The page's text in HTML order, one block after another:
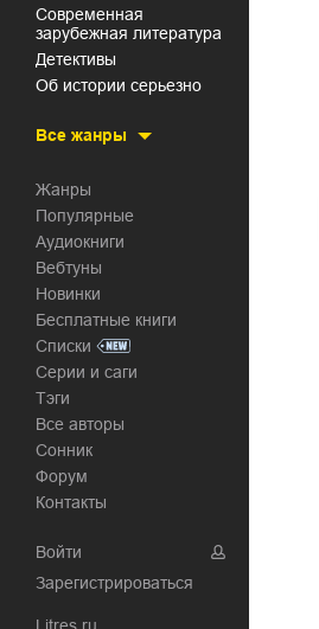
современная
зарубежная литература
детективы
об истории серьезно
Все жанры
Жанры
Популярные
Аудиокниги
Вебтуны
Новинки
Бесплатные книги
Списки
Серии и саги
Тэги
Все авторы
Сонник
Форум
Контакты
Войти
Зарегистрироваться